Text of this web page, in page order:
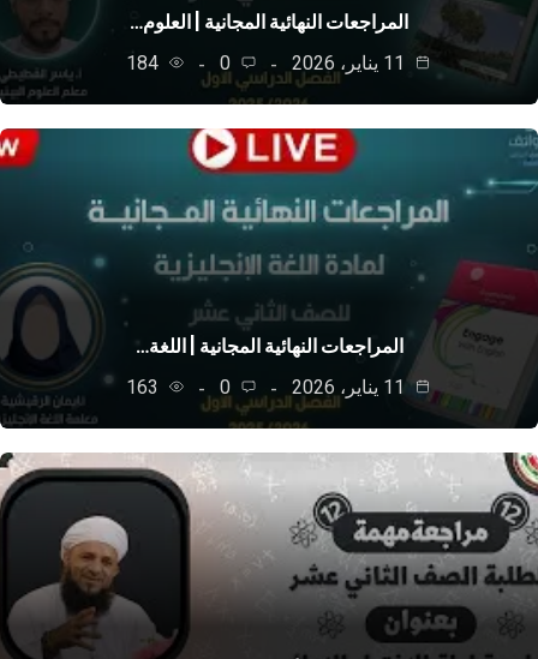
المراجعات النهائية المجانية | العلوم…
11 يناير، 2026
0
184
المراجعات النهائية المجانية | اللغة…
0
163